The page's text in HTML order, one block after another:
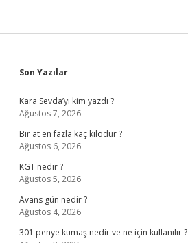
Sidebar
Son Yazılar
Kara Sevda’yı kim yazdı ?
Ağustos 7, 2026
Bir at en fazla kaç kilodur ?
Ağustos 6, 2026
KGT nedir ?
Ağustos 5, 2026
Avans gün nedir ?
Ağustos 4, 2026
301 penye kumaş nedir ve ne için kullanılır ?